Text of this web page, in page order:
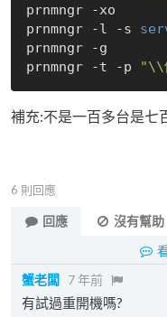
prnmngr -xo
prnmngr -l -s
prnmngr -g
prnmngr -t -p
"\\
補充:不是一百多台是七
6 則回應
回應
沒有幫助
蟹老闆
7 年前
有試過重開機嗎?